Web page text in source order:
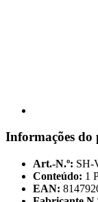
Informações do
Art.-N.º: SH-
Conteúdo: 1
EAN: